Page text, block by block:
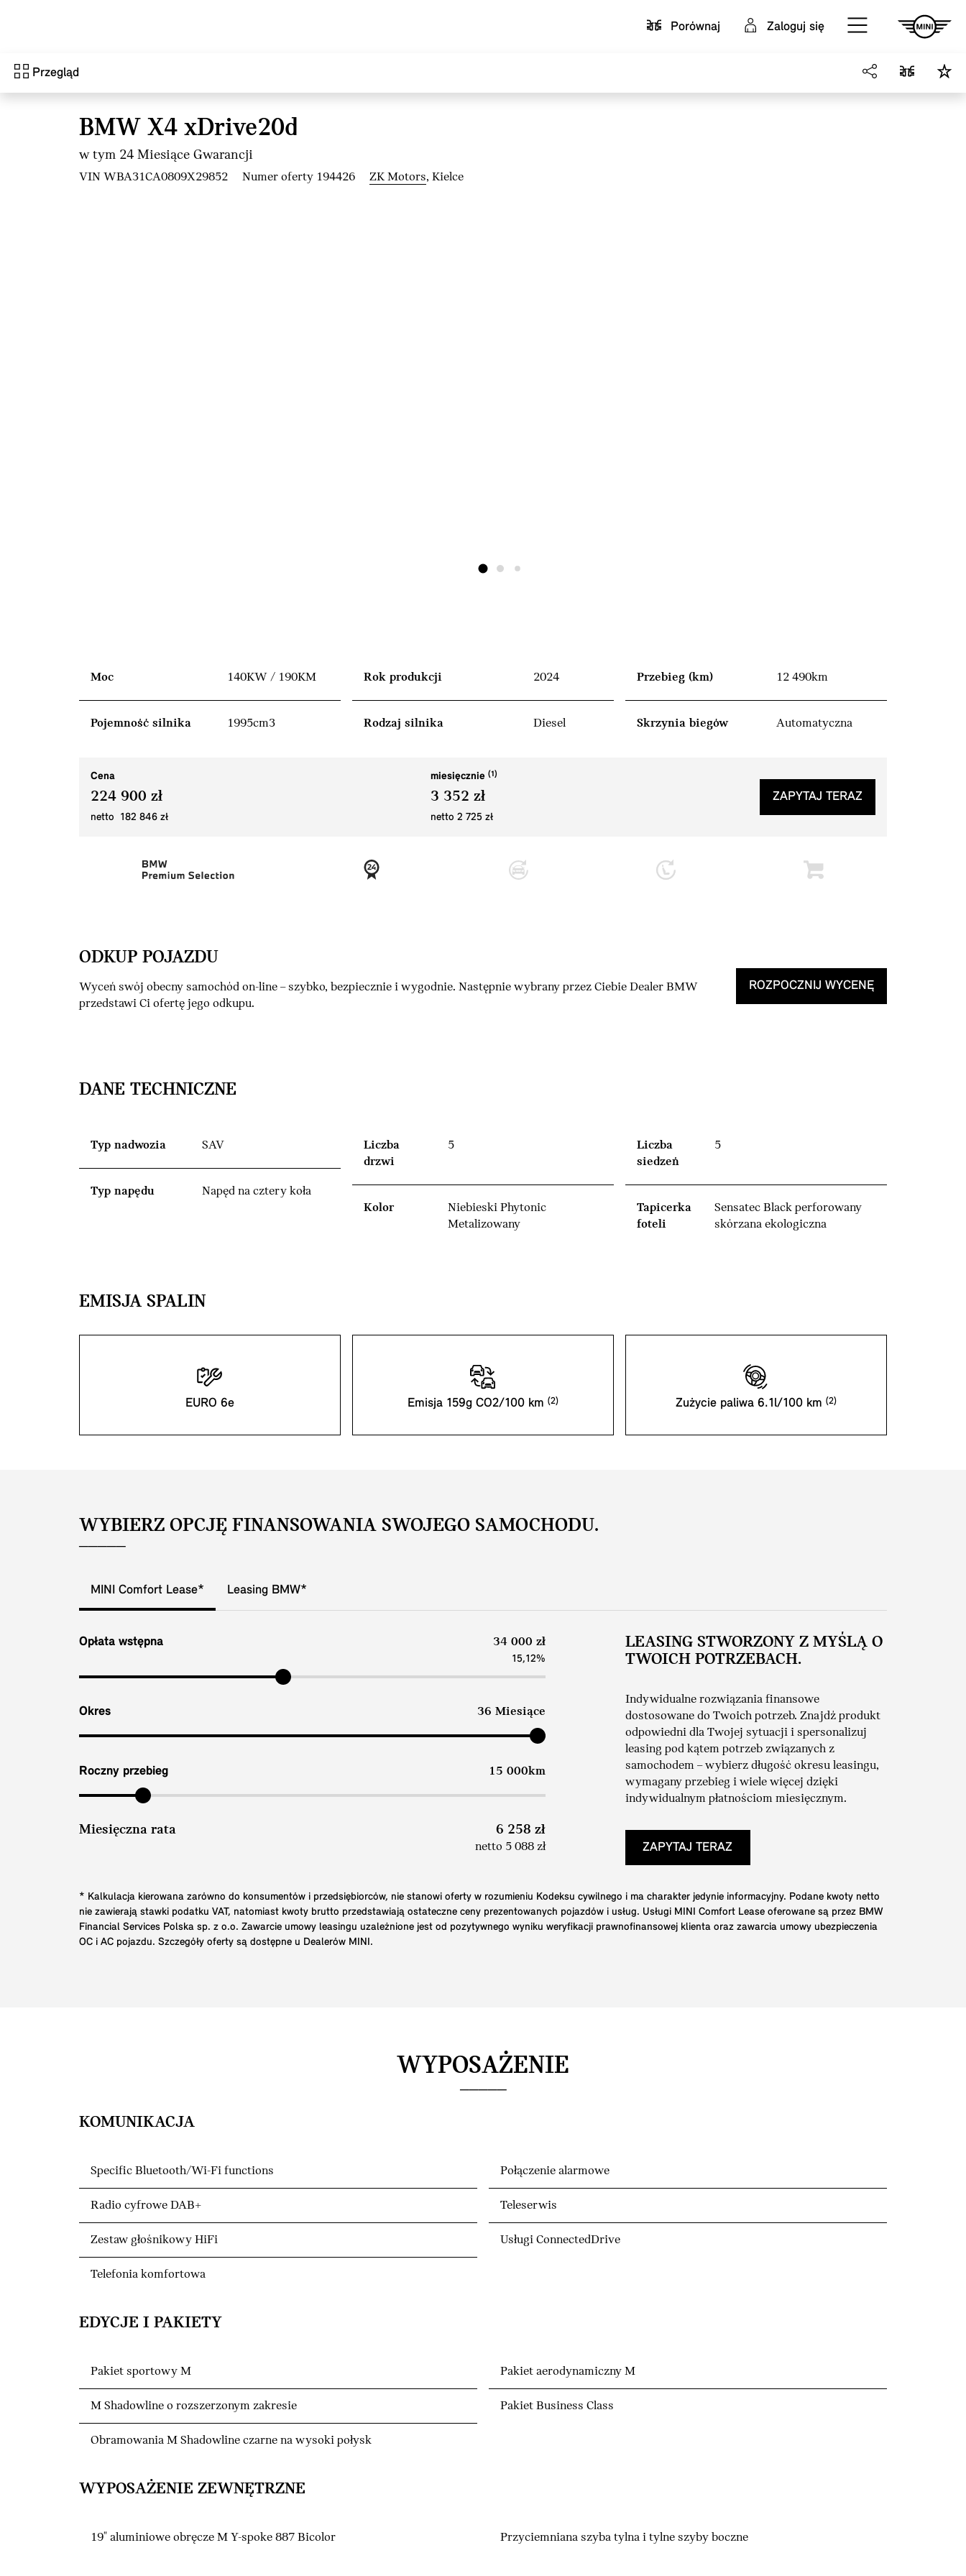
Porównaj
Zaloguj się
Przegląd
BMW X4 xDrive20d
w tym 24 Miesiące Gwarancji
VIN WBA31CA0809X29852 Numer oferty 194426 ZK Motors, Kielce
Moc 140KW / 190KM
Pojemność silnika 1995cm3
Rok produkcji 2024
Rodzaj silnika Diesel
Przebieg (km) 12 490km
Skrzynia biegów Automatyczna
Cena
224 900 zł
netto 182 846 zł
miesięcznie
3 352 zł
netto 2 725 zł
ZAPYTAJ TERAZ
ODKUP POJAZDU
Wyceń swój obecny samochód on-line – szybko, bezpiecznie i wygodnie. Następnie wybrany przez Ciebie Dealer BMW
przedstawi Ci ofertę jego odkupu.
ROZPOCZNIJ WYCENĘ
DANE TECHNICZNE
Typ nadwozia SAV
Typ napędu Napęd na cztery koła
Liczba
drzwi
5
Kolor
Niebieski Phytonic
Metalizowany
Liczba
siedzeń
5
Tapicerka
foteli
Sensatec Black perforowany
skórzana ekologiczna
EMISJA SPALIN
EURO 6e Emisja 159g CO2/100 km Zużycie paliwa 6.1l/100 km
WYBIERZ OPCJĘ FINANSOWANIA SWOJEGO SAMOCHODU.
MINI Comfort Lease* Leasing BMW*
Opłata wstępna 34 000 zł
15,12%
Okres 36 Miesiące
Roczny przebieg 15 000km
Miesięczna rata 6 258 zł
netto 5 088 zł
LEASING STWORZONY Z MYŚLĄ O
TWOICH POTRZEBACH.
Indywidualne rozwiązania finansowe
dostosowane do Twoich potrzeb. Znajdź produkt
odpowiedni dla Twojej sytuacji i spersonalizuj
leasing pod kątem potrzeb związanych z
samochodem – wybierz długość okresu leasingu,
wymagany przebieg i wiele więcej dzięki
indywidualnym płatnościom miesięcznym.
ZAPYTAJ TERAZ
* Kalkulacja kierowana zarówno do konsumentów i przedsiębiorców, nie stanowi oferty w rozumieniu Kodeksu cywilnego i ma charakter jedynie informacyjny. Podane kwoty netto
nie zawierają stawki podatku VAT, natomiast kwoty brutto przedstawiają ostateczne ceny prezentowanych pojazdów i usług. Usługi MINI Comfort Lease oferowane są przez BMW
Financial Services Polska sp. z o.o. Zawarcie umowy leasingu uzależnione jest od pozytywnego wyniku weryfikacji prawnofinansowej klienta oraz zawarcia umowy ubezpieczenia
OC i AC pojazdu. Szczegóły oferty są dostępne u Dealerów MINI.
WYPOSAŻENIE
KOMUNIKACJA
Specific Bluetooth/Wi-Fi functions
Radio cyfrowe DAB+
Zestaw głośnikowy HiFi
Telefonia komfortowa
Połączenie alarmowe
Teleserwis
Usługi ConnectedDrive
EDYCJE I PAKIETY
Pakiet sportowy M
M Shadowline o rozszerzonym zakresie
Obramowania M Shadowline czarne na wysoki połysk
Pakiet aerodynamiczny M
Pakiet Business Class
WYPOSAŻENIE ZEWNĘTRZNE
19" aluminiowe obręcze M Y-spoke 887 Bicolor Przyciemniana szyba tylna i tylne szyby boczne